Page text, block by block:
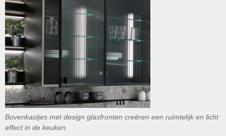
Bovenkastjes met design glasfronten creëren een ruimtelijk en licht
effect in de keuken.